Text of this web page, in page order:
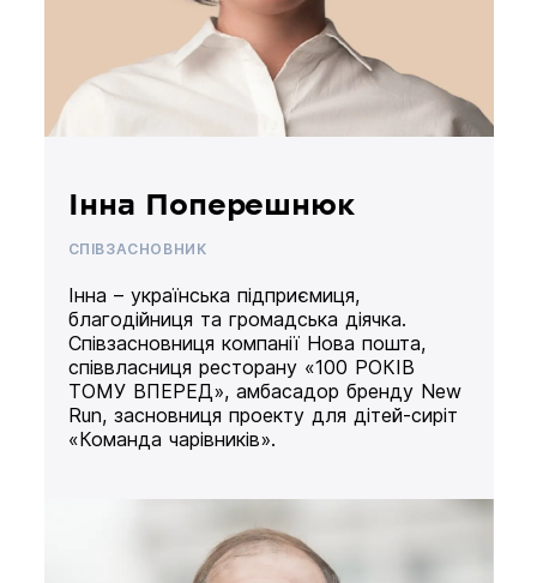
Інна Поперешнюк
СПІВЗАСНОВНИК
Інна – українська підприємиця,
благодійниця та громадська діячка.
Співзасновниця компанії Нова пошта,
співвласниця ресторану «100 РОКІВ
ТОМУ ВПЕРЕД», амбасадор бренду New
Run, засновниця проекту для дітей-сиріт
«Команда чарівників».